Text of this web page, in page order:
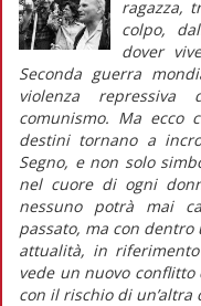
ragazza,
colpo,
dover
Seconda guerra
violenza
comunismo. Ma ecco
destini tornano a
Segno, e non solo
nel cuore di ogni
nessuno potrà mai
passato, ma con
attualità, in
vede un nuovo conflitto
con il rischio di un’altra